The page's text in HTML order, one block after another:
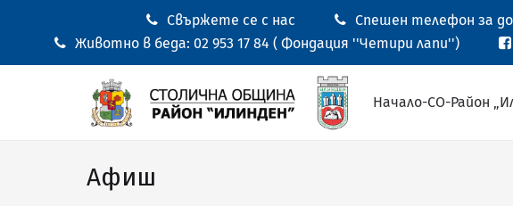
Свържете се с нас Спешен телефон за
Животно в беда: 02 953 17 84 ( Фондация ''Четири лапи'')
Начало-СО-Район
Афиш